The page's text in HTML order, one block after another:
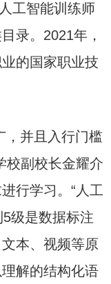
工智能训练师
录。2021年，
的国家职业技
，并且入行门槛
校副校长金耀介
行学习。“人工
级是数据标注
本、视频等原
解的结构化语